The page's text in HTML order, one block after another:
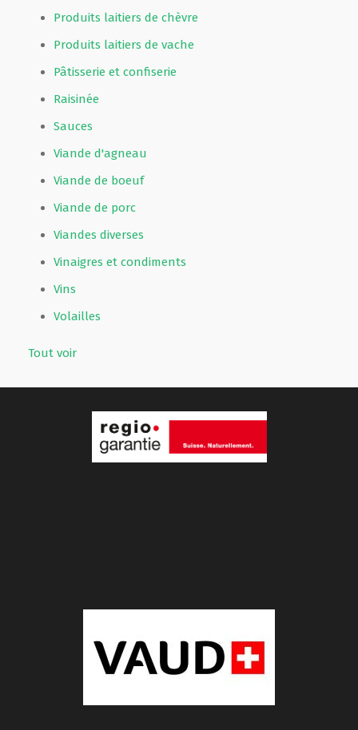
Produits laitiers de chèvre
Produits laitiers de vache
Pâtisserie et confiserie
Raisinée
Sauces
Viande d'agneau
Viande de boeuf
Viande de porc
Viandes diverses
Vinaigres et condiments
Vins
Volailles
Tout voir